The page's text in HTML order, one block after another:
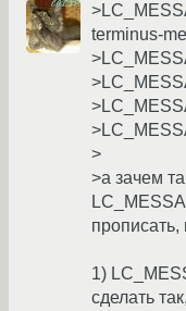
terminus-
>
>а зачем
1)
сделать